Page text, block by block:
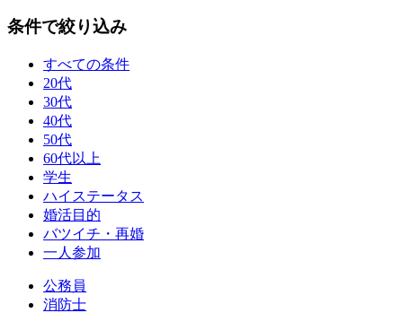
条件で絞り込み
すべての条件
20代
30代
40代
50代
60代以上
学生
ハイステータス
婚活目的
バツイチ・再婚
一人参加
公務員
消防士